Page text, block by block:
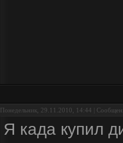
Понедельник, 29.11.2010, 14:44 |
Я када купил